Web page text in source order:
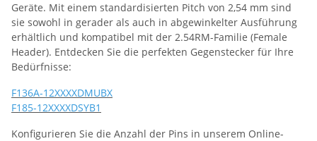
Geräte. Mit einem standardisierten Pitch von 2,54 mm sind
sie sowohl in gerader als auch in abgewinkelter Ausführung
erhältlich und kompatibel mit der 2.54RM-Familie (Female
Header). Entdecken Sie die perfekten Gegenstecker für Ihre
Bedürfnisse:
F136A-12XXXXDMUBX
F185-12XXXXDSYB1
Konfigurieren Sie die Anzahl der Pins in unserem Online-